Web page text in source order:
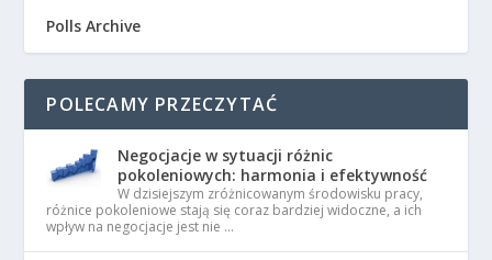
Polls Archive
POLECAMY PRZECZYTAĆ
Negocjacje w sytuacji różnic
pokoleniowych: harmonia i efektywność
W dzisiejszym zróżnicowanym środowisku pracy,
różnice pokoleniowe stają się coraz bardziej widoczne, a ich
wpływ na negocjacje jest nie …